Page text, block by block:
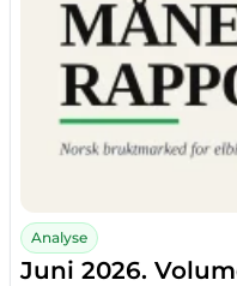
Analyse
Juni 2026.